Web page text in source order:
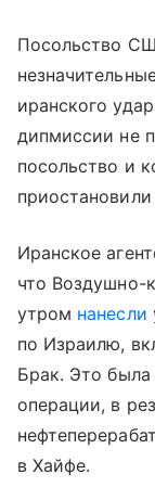
Посольство
иранского
дипмиссии не
посольство и
Иранское
что Воздушно-
утром нанесли
по Израилю,
Брак. Это
операции, в
в Хайфе.